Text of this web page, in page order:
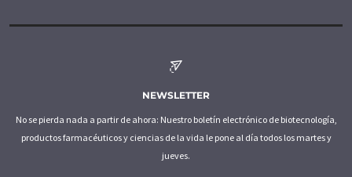
NEWSLETTER
No se pierda nada a partir de ahora: Nuestro boletín electrónico de biotecnología,
productos farmacéuticos y ciencias de la vida le pone al día todos los martes y
jueves.